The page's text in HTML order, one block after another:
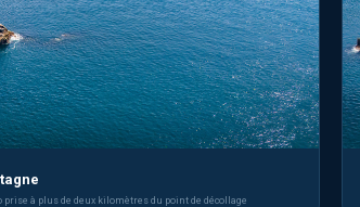
prise à plus de deux kilomètres du point de décollage